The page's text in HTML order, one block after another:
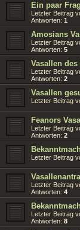
Ein paar
Letzter Beitrag
Antworten: 1
Amosians
Letzter Beitrag
Antworten: 5
Vasallen des
Letzter Beitrag
Antworten: 2
Vasallen
Letzter Beitrag
Feanors
Letzter Beitrag
Antworten: 2
Letzter Beitrag
Letzter Beitrag
Antworten: 4
Letzter Beitrag
Antworten: 8